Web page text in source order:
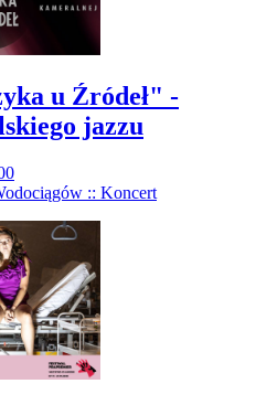
u Źródeł" -
jazzu
:: Koncert